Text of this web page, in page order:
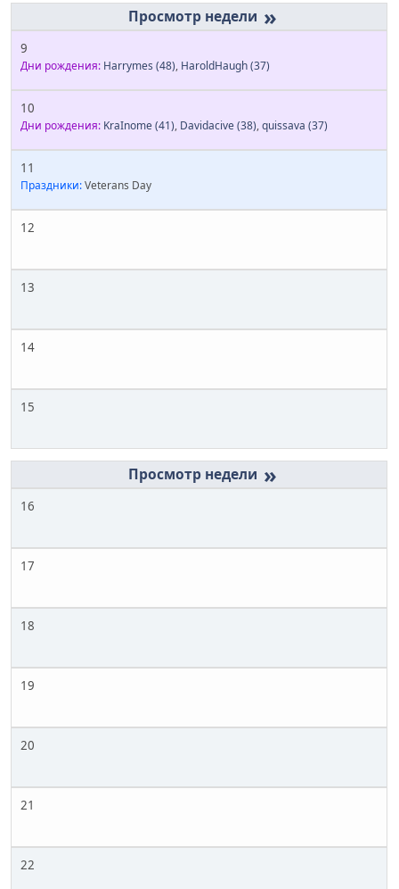
»
9
Дни рождения: Harrymes (48), HaroldHaugh(37)
10
Дни рождения: KraInome(41), Davidacive(38),quissava (37)
11
Праздники:Veterans Day
12
13
14
15
»
16
17
18
19
20
21
22